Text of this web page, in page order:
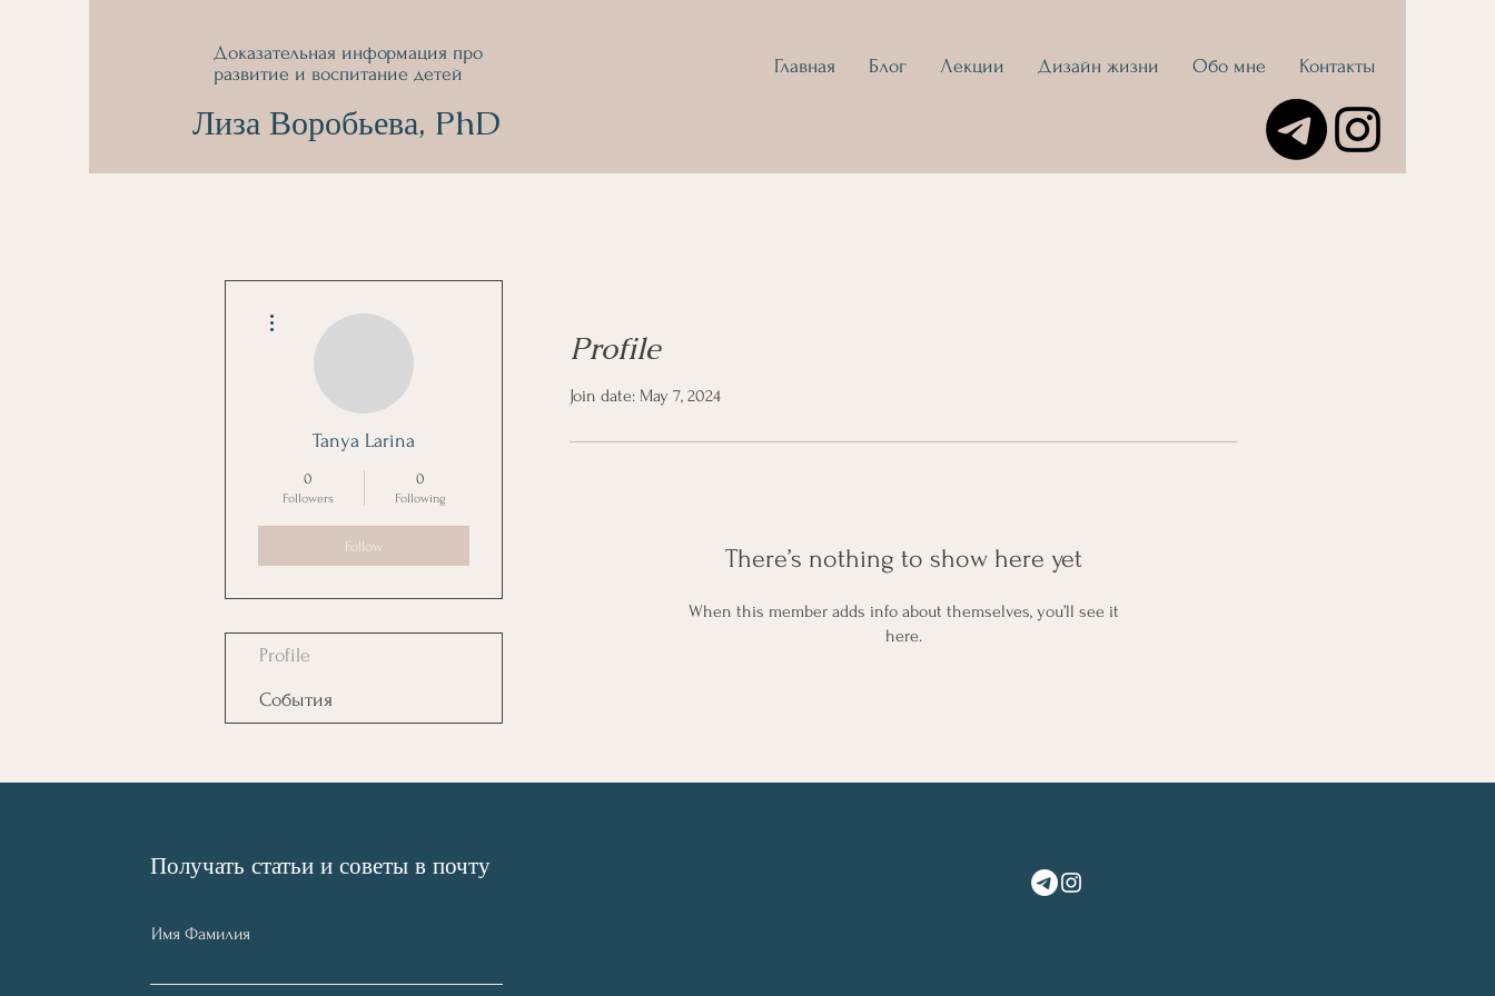
Доказательная информация про
развитие и воспитание детей
Лиза Воробьева, PhD
Главная Блог Лекции Дизайн жизни Обо мне Контакты
Profile
Join date: May 7, 2024
There’s nothing to show here yet
When this member adds info about themselves, you’ll see it
here.
Tanya Larina
0
Followers
0
Following
Follow
Profile
События
Получать статьи и советы в почту
Имя Фамилия